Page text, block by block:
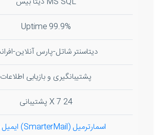
99.9% Uptime
دیتاسنتر شاتل-پارس آنلاین-
پشتیبانگیری و بازیابی اطلاعات
24 X 7 پشتیبانی
اسمارترمیل (SmarterMail) ایمیل سرور